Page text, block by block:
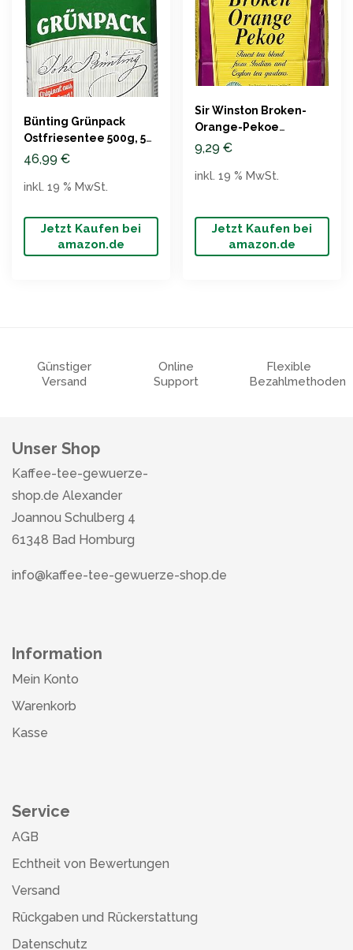
Bünting Grünpack
Ostfriesentee 500g, 5er
Pack
46,99 €
Jetzt Kaufen bei
amazon.de
inkl. 19 % MwSt.
Sir Winston Broken-
Orange-Pekoe
Schwarztee, 500g
9,29 €
Jetzt Kaufen bei
amazon.de
inkl. 19 % MwSt.
Günstiger
Versand
Online
Support
Flexible
Bezahlmethoden
Unser Shop
Kaffee-tee-gewuerze-
shop.de Alexander
Joannou Schulberg 4
61348 Bad Homburg
info@kaffee-tee-gewuerze-shop.de
Information
Mein Konto
Warenkorb
Kasse
Service
AGB
Echtheit von Bewertungen
Versand
Rückgaben und Rückerstattung
Datenschutz